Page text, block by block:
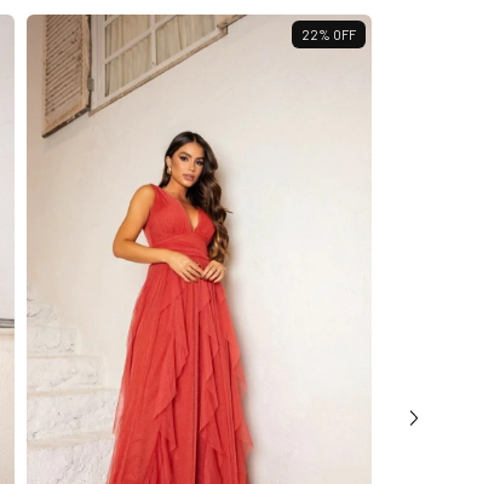
22% OFF